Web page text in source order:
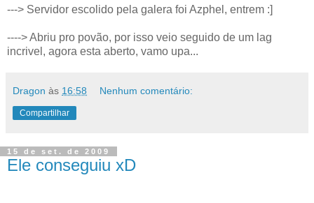
---> Servidor escolido pela galera foi Azphel, entrem :]
----> Abriu pro povão, por isso veio seguido de um lag
incrivel, agora esta aberto, vamo upa...
Dragon às 16:58 Nenhum comentário:
Compartilhar
15 de set. de 2009
Ele conseguiu xD